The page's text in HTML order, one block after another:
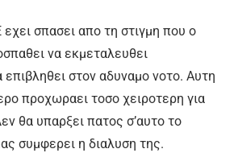
σπασει απο τη στιγμη που ο
να εκμεταλευθει
επιβληθει στον αδυναμο νοτο. Αυτη
προχωραει τοσο χειροτερη για
θα υπαρξει πατος σ’αυτο το
συμφερει η διαλυση της.